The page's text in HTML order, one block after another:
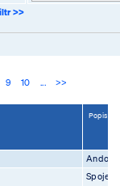
>>
9 10 ... >>
Popis
Andorra
Spojené